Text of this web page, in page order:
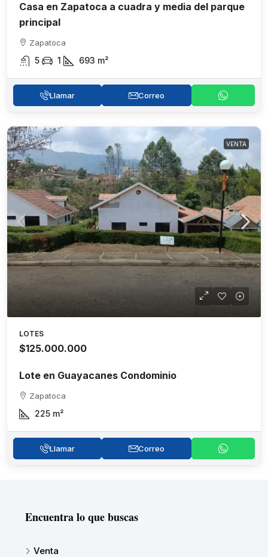
Casa en Zapatoca a cuadra y media del parque
principal
Zapatoca
5 1 693 m²
Llamar Correo
VENTA
LOTES
$125.000.000
Lote en Guayacanes Condominio
Zapatoca
225 m²
Llamar Correo
Encuentra lo que buscas
Venta